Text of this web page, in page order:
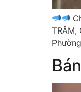
TRÂM,